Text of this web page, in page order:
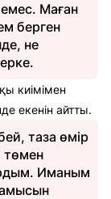
емес. Маған
берген
не
киімімен
екенін айтты.
таза өмір
төмен
Иманым